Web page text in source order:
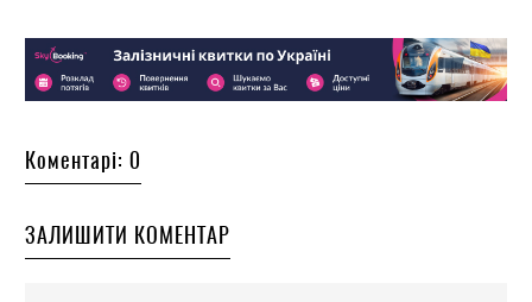
Коментарі: 0
ЗАЛИШИТИ КОМЕНТАР